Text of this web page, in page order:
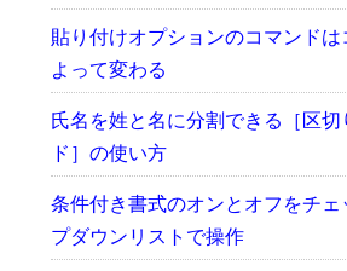
貼り付けオプションのコマンド
よって変わる
氏名を姓と名に分割できる［区
ド］の使い方
条件付き書式のオンとオフをチェ
プダウンリストで操作